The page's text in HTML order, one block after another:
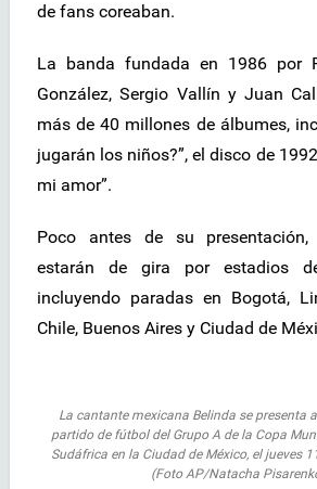
de fans coreaban.
La banda fundada en 1986 por
González, Sergio Vallín y Juan
más de 40 millones de álbumes,
jugarán los niños?”, el disco de
mi amor”.
Poco antes de su presentación,
estarán de gira por estadios
incluyendo paradas en Bogotá,
Chile, Buenos Aires y Ciudad de
La cantante mexicana Belinda se presenta
partido de fútbol del Grupo A de la Copa
Sudáfrica en la Ciudad de México, el jueves
(Foto AP/Natacha